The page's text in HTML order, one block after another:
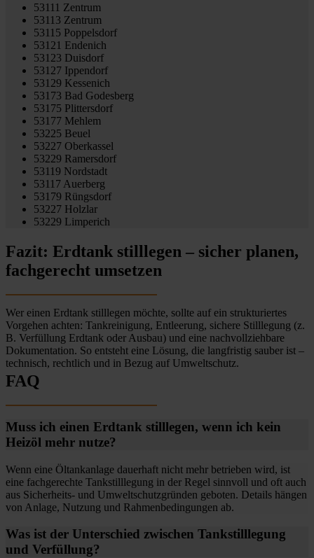
53111 Zentrum
53113 Zentrum
53115 Poppelsdorf
53121 Endenich
53123 Duisdorf
53127 Ippendorf
53129 Kessenich
53173 Bad Godesberg
53175 Plittersdorf
53177 Mehlem
53225 Beuel
53227 Oberkassel
53229 Ramersdorf
53119 Nordstadt
53117 Auerberg
53179 Rüngsdorf
53227 Holzlar
53229 Limperich
Fazit: Erdtank stilllegen – sicher planen,
fachgerecht umsetzen
Wer einen Erdtank stilllegen möchte, sollte auf ein strukturiertes
Vorgehen achten: Tankreinigung, Entleerung, sichere Stilllegung (z.
B. Verfüllung Erdtank oder Ausbau) und eine nachvollziehbare
Dokumentation. So entsteht eine Lösung, die langfristig sauber ist –
technisch, rechtlich und in Bezug auf Umweltschutz.
FAQ
Muss ich einen Erdtank stilllegen, wenn ich kein
Heizöl mehr nutze?
Wenn eine Öltankanlage dauerhaft nicht mehr betrieben wird, ist
eine fachgerechte Tankstilllegung in der Regel sinnvoll und oft auch
aus Sicherheits- und Umweltschutzgründen geboten. Details hängen
von Anlage, Nutzung und Rahmenbedingungen ab.
Was ist der Unterschied zwischen Tankstilllegung
und Verfüllung?